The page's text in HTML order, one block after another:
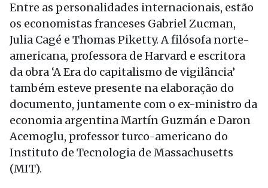
Entre as personalidades internacionais, estão
os economistas franceses Gabriel Zucman,
Julia Cagé e Thomas Piketty. A filósofa norte-
americana, professora de Harvard e escritora
da obra ‘A Era do capitalismo de vigilância’
também esteve presente na elaboração do
documento, juntamente com o ex-ministro da
economia argentina Martín Guzmán e Daron
Acemoglu, professor turco-americano do
Instituto de Tecnologia de Massachusetts
(MIT).